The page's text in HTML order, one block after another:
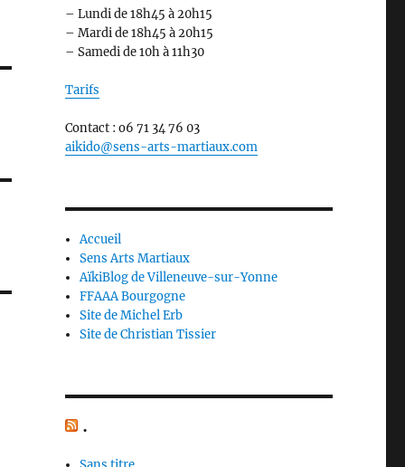
– Lundi de 18h45 à 20h15
– Mardi de 18h45 à 20h15
– Samedi de 10h à 11h30
Tarifs
Contact : o6 71 34 76 03
aikido@sens-arts-martiaux.com
Accueil
Sens Arts Martiaux
AïkiBlog de Villeneuve-sur-Yonne
FFAAA Bourgogne
Site de Michel Erb
Site de Christian Tissier
.